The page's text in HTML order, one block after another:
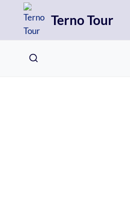
Přeskočit
Terno Tour